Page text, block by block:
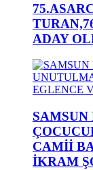
ADAY
SAMSUN
CAMİİ
İKRAM